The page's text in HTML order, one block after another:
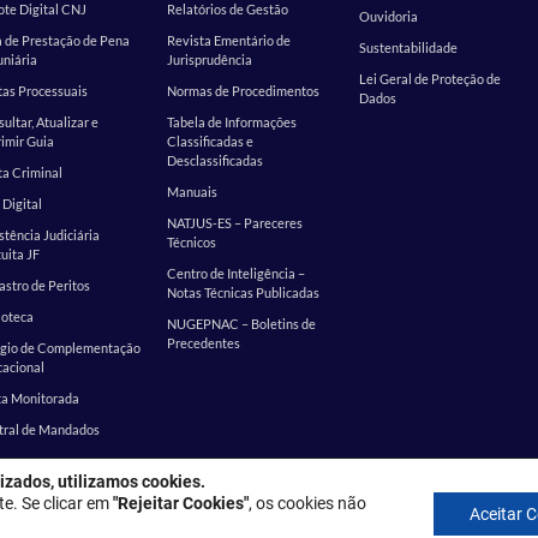
Digital CNJ
de Prestação de Pena
Processuais
Atualizar e
Guia
Criminal
Digital
Judiciária
JF
de Peritos
de Complementação
Monitorada
de Mandados
Relatórios de Gestão
Revista Ementário de
Jurisprudência
Normas de Procedimentos
Tabela de Informações
Classificadas e
Desclassificadas
Manuais
NATJUS-ES – Pareceres
Técnicos
Centro de Inteligência –
Notas Técnicas Publicadas
NUGEPNAC – Boletins de
Precedentes
Ouvidoria
Sustentabilidade
Lei Geral de Proteção de
Dados
Rua Desembargador Homero Mafra, 60 - Enseada do Suá, Vitória - ES,
utilizamos cookies.
Se clicar em"Rejeitar Cookies", os cookies não
Aceitar